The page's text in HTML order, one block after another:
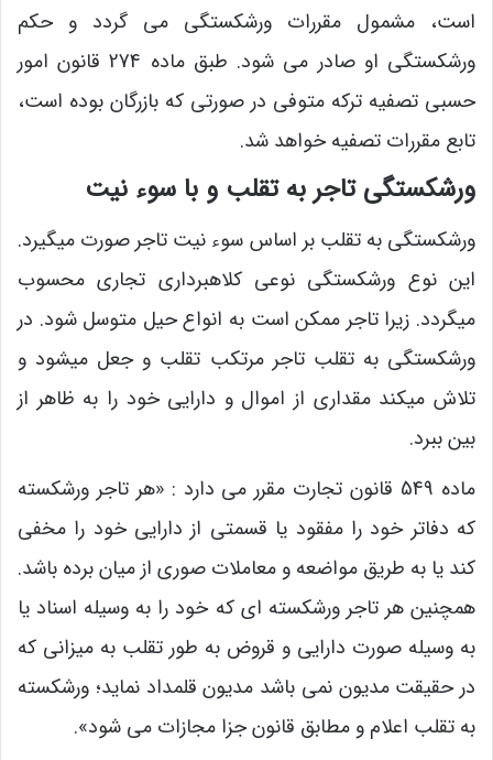
است، مشمول مقررات ورشکستگی می گردد و حکم
ورشکستگی او صادر می شود. طبق ماده 274 قانون امور
حسبی تصفیه ترکه متوفی در صورتی که بازرگان بوده است،
تابع مقررات تصفیه خواهد شد.
ورشکستگی تاجر به تقلب و با سوء نیت
ورشکستگی به تقلب بر اساس سوء نیت تاجر صورت میگیرد.
این نوع ورشکستگی نوعی کلاهبرداری تجاری محسوب
میگردد. زیرا تاجر ممکن است به انواع حیل متوسل شود. در
ورشکستگی به تقلب تاجر مرتکب تقلب و جعل میشود و
تلاش میکند مقداری از اموال و دارایی خود را به ظاهر از
بین ببرد.
ماده 549 قانون تجارت مقرر می دارد : «هر تاجر ورشکسته
که دفاتر خود را مفقود یا قسمتی از دارایی خود را مخفی
کند یا به طریق مواضعه و معاملات صوری از میان برده باشد.
همچنین هر تاجر ورشکسته ای که خود را به وسیله اسناد یا
به وسیله صورت دارایی و قروض به طور تقلب به میزانی که
در حقیقت مدیون نمی باشد مدیون قلمداد نماید؛ ورشکسته
به تقلب اعلام و مطابق قانون جزا مجازات می شود».